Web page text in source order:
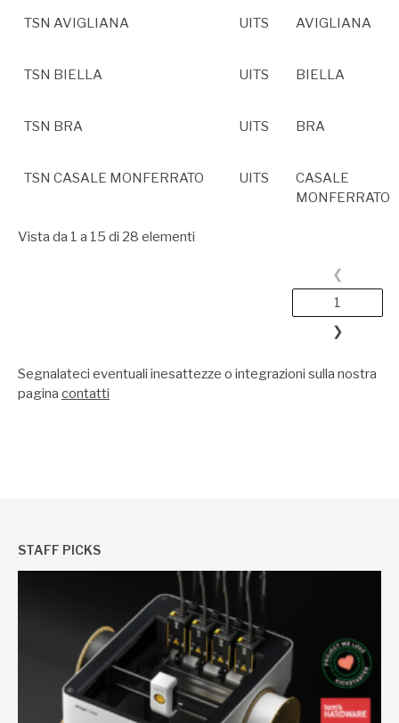
TSN AVIGLIANA UITS AVIGLIANA
TSN BIELLA UITS BIELLA
TSN BRA UITS BRA
TSN CASALE MONFERRATO UITS
CASALE
MONFERRATO
Vista da 1 a 15 di 28 elementi
❮
1
❯
Segnalateci eventuali inesattezze o integrazioni sulla nostra
pagina contatti
STAFF PICKS